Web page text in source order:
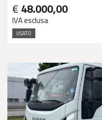
€ 48.000,00
IVA esclusa
USATO